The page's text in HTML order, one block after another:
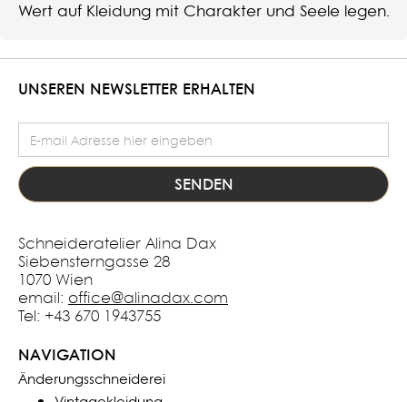
Wert auf Kleidung mit Charakter und Seele legen.
UNSEREN NEWSLETTER ERHALTEN
Schneideratelier Alina Dax
Siebensterngasse 28
1070 Wien
email: office@alinadax.com
Tel: +43 670 1943755
NAVIGATION
Änderungsschneiderei